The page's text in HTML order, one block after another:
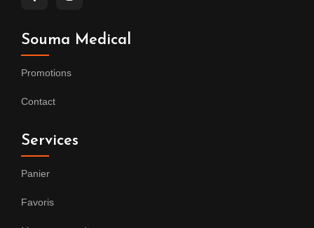
Souma Medical
Promotions
Contact
Services
Panier
Favoris